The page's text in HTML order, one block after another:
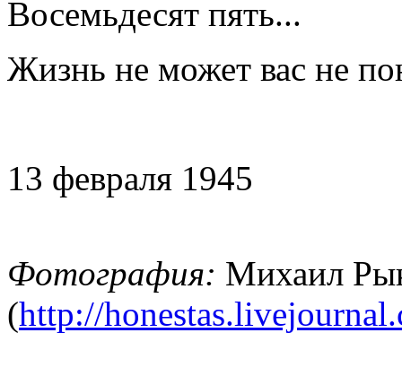
Восемьдесят пять...
Жизнь не может вас не
13 февраля 1945
Фотография: Михаил
(http://